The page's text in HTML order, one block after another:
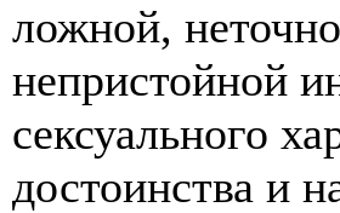
ложной,
непристойной
сексуального
достоинства и